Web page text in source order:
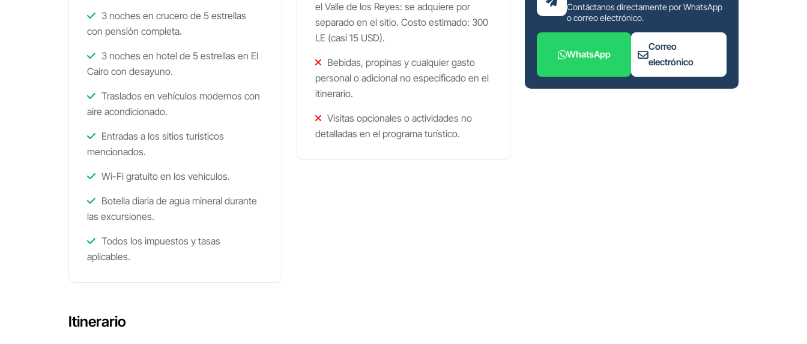
3 noches en crucero de 5 estrellas
con pensión completa.
3 noches en hotel de 5 estrellas en El
Cairo con desayuno.
Traslados en vehículos modernos con
aire acondicionado.
Entradas a los sitios turísticos
mencionados.
Wi-Fi gratuito en los vehículos.
Botella diaria de agua mineral durante
las excursiones.
Todos los impuestos y tasas
aplicables.
el Valle de los Reyes: se adquiere por
separado en el sitio. Costo estimado: 300
LE (casi 15 USD).
Bebidas, propinas y cualquier gasto
personal o adicional no especificado en el
itinerario.
Visitas opcionales o actividades no
detalladas en el programa turístico.
Itinerario
Contáctanos directamente por WhatsApp
o correo electrónico.
WhatsApp
Correo
electrónico